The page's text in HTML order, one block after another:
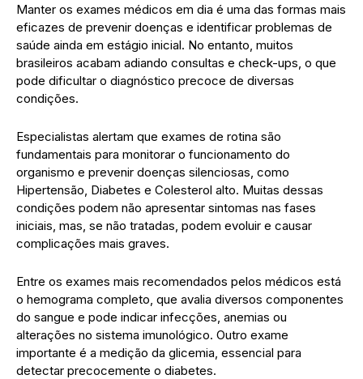
Manter os exames médicos em dia é uma das formas mais
eficazes de prevenir doenças e identificar problemas de
saúde ainda em estágio inicial. No entanto, muitos
brasileiros acabam adiando consultas e check-ups, o que
pode dificultar o diagnóstico precoce de diversas
condições.
Especialistas alertam que exames de rotina são
fundamentais para monitorar o funcionamento do
organismo e prevenir doenças silenciosas, como
Hipertensão, Diabetes e Colesterol alto. Muitas dessas
condições podem não apresentar sintomas nas fases
iniciais, mas, se não tratadas, podem evoluir e causar
complicações mais graves.
Entre os exames mais recomendados pelos médicos está
o hemograma completo, que avalia diversos componentes
do sangue e pode indicar infecções, anemias ou
alterações no sistema imunológico. Outro exame
importante é a medição da glicemia, essencial para
detectar precocemente o diabetes.